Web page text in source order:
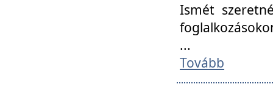
Ismét
...
Tovább